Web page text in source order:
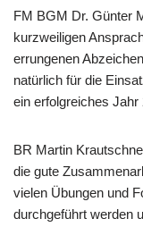
FM BGM Dr. Günter
kurzweiligen
errungenen
natürlich für die
ein erfolgreiches Jahr
BR Martin
die gute
vielen Übungen und
durchgeführt werden